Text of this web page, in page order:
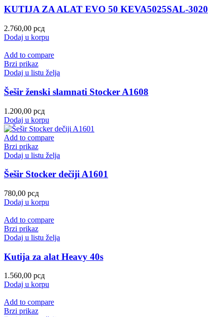
KUTIJA ZA ALAT EVO 50 KEVA5025SAL-3020
2.760,00 рсд
Dodaj u korpu
Add to compare
Brzi prikaz
Dodaj u listu želja
Šešir ženski slamnati Stocker A1608
1.200,00 рсд
Dodaj u korpu
Add to compare
Brzi prikaz
Dodaj u listu želja
Šešir Stocker dečiji A1601
780,00 рсд
Dodaj u korpu
Add to compare
Brzi prikaz
Dodaj u listu želja
Kutija za alat Heavy 40s
1.560,00 рсд
Dodaj u korpu
Add to compare
Brzi prikaz